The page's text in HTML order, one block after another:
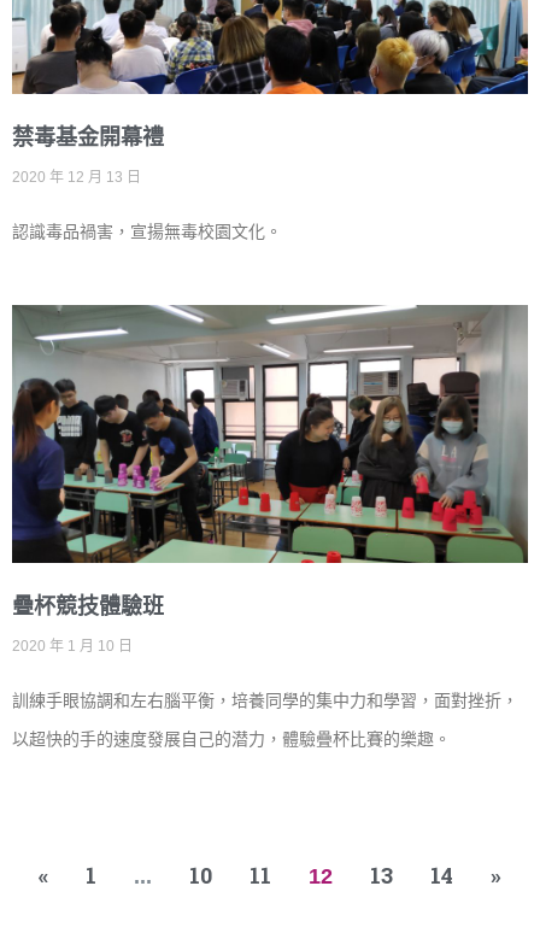
禁毒基金開幕禮
2020 年 12 月 13 日
認識毒品禍害，宣揚無毒校園文化。
疊杯競技體驗班
2020 年 1 月 10 日
訓練手眼協調和左右腦平衡，培養同學的集中力和學習，面對挫折，
以超快的手的速度發展自己的潜力，體驗疊杯比賽的樂趣。
« 1 ... 10 11 12 13 14 »